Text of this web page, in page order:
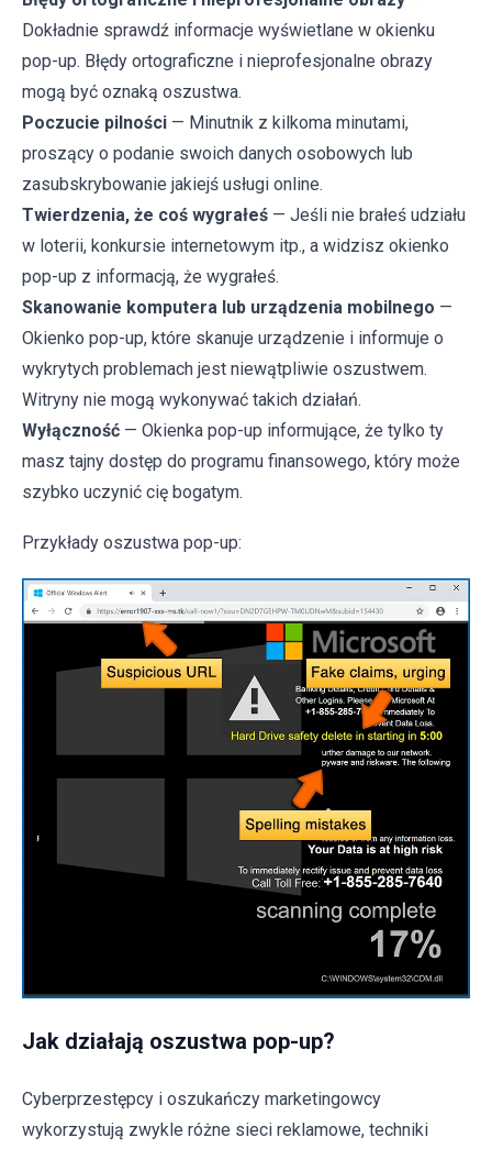
Dokładnie sprawdź informacje wyświetlane w okienku
pop-up. Błędy ortograficzne i nieprofesjonalne obrazy
mogą być oznaką oszustwa.
Poczucie pilności — Minutnik z kilkoma minutami,
proszący o podanie swoich danych osobowych lub
zasubskrybowanie jakiejś usługi online.
Twierdzenia, że coś wygrałeś — Jeśli nie brałeś udziału
w loterii, konkursie internetowym itp., a widzisz okienko
pop-up z informacją, że wygrałeś.
Skanowanie komputera lub urządzenia mobilnego —
Okienko pop-up, które skanuje urządzenie i informuje o
wykrytych problemach jest niewątpliwie oszustwem.
Witryny nie mogą wykonywać takich działań.
Wyłączność — Okienka pop-up informujące, że tylko ty
masz tajny dostęp do programu finansowego, który może
szybko uczynić cię bogatym.
Przykłady oszustwa pop-up:
Jak działają oszustwa pop-up?
Cyberprzestępcy i oszukańczy marketingowcy
wykorzystują zwykle różne sieci reklamowe, techniki